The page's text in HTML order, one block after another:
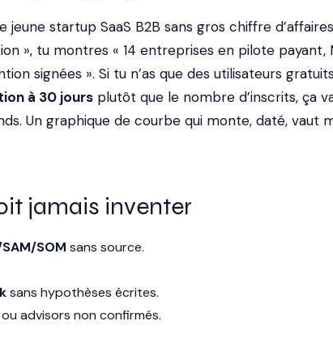
startup SaaS B2B sans gros chiffre
», tu montres « 14 entreprises en pilote payant,
signées ». Si tu n’as que des utilisateurs
à 30 jours plutôt que le nombre d’inscrits, ça
Un graphique de courbe qui monte, daté, vaut
jamais inventer
SOM sans source.
sans hypothèses écrites.
advisors non confirmés.